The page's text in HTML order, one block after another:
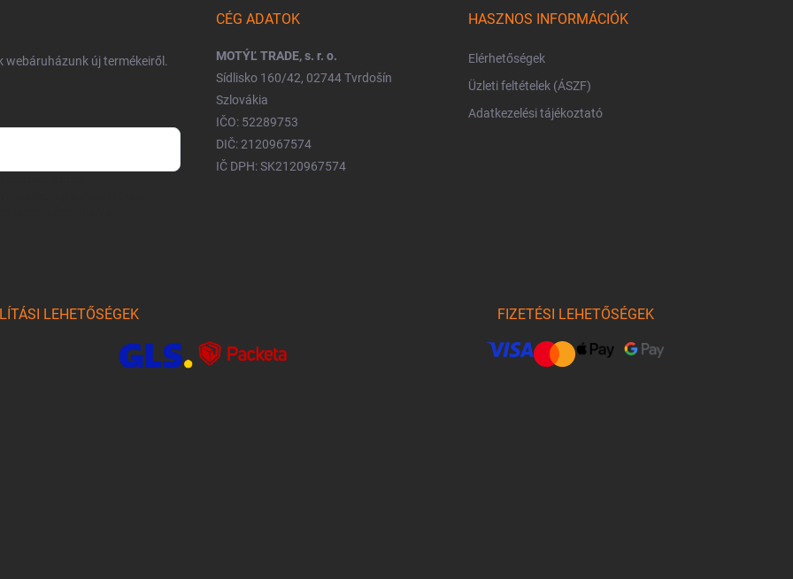
webáruházunk új termékeiről.
CÉG ADATOK
MOTÝĽ TRADE, s. r. o.
Sídlisko 160/42, 02744 Tvrdošín
Szlovákia
IČO: 52289753
DIČ: 2120967574
IČ DPH: SK2120967574
HASZNOS INFORMÁCIÓK
Elérhetőségek
Üzleti feltételek (ÁSZF)
Adatkezelési tájékoztató
LEHETŐSÉGEK FIZETÉSI LEHETŐSÉGEK